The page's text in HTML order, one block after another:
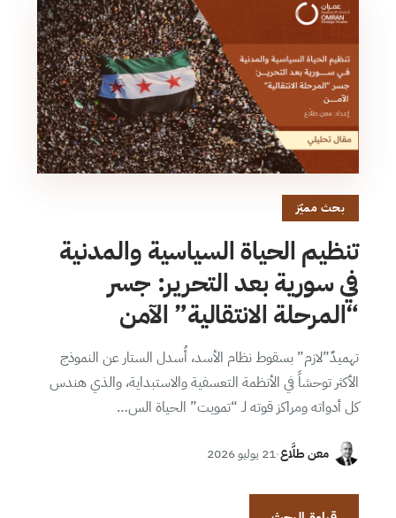
بحث مميّز
تنظيم الحياة السياسية والمدنية
في سورية بعد التحرير: جسر
“المرحلة الانتقالية” الآمن
تهميدٌ”لازم” بسقوط نظام الأسد، أُسدل الستار عن النموذج
الأكثر توحشاً في الأنظمة التعسفية والاستبداية، والذي هندس
كل أدواته ومراكز قوته لـ “تمويت” الحياة الس…
معن طلَّاع·21 يوليو 2026